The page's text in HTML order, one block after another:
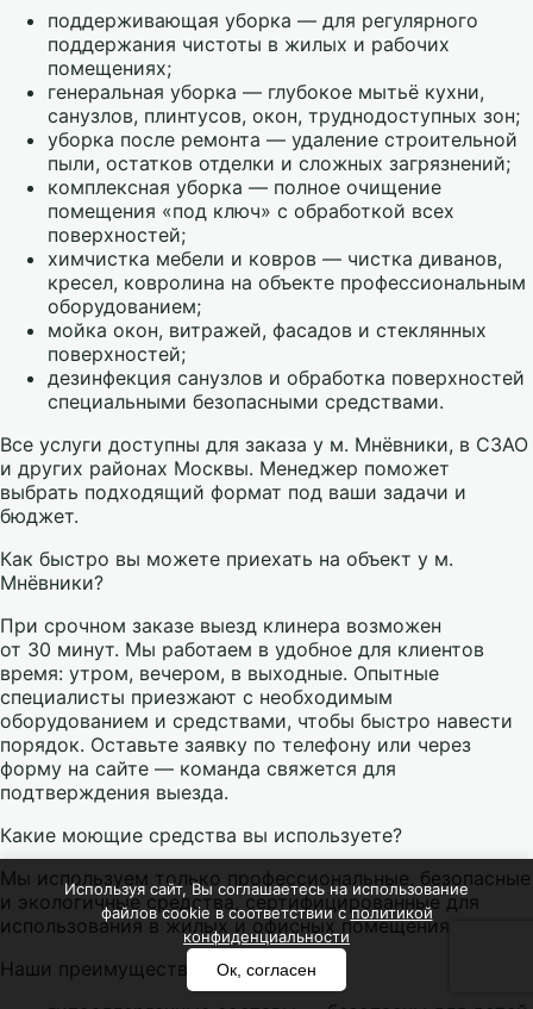
поддерживающая уборка — для регулярного
поддержания чистоты в жилых и рабочих
помещениях;
генеральная уборка — глубокое мытьё кухни,
санузлов, плинтусов, окон, труднодоступных зон;
уборка после ремонта — удаление строительной
пыли, остатков отделки и сложных загрязнений;
комплексная уборка — полное очищение
помещения «под ключ» с обработкой всех
поверхностей;
химчистка мебели и ковров — чистка диванов,
кресел, ковролина на объекте профессиональным
оборудованием;
мойка окон, витражей, фасадов и стеклянных
поверхностей;
дезинфекция санузлов и обработка поверхностей
специальными безопасными средствами.
Все услуги доступны для заказа у м. Мнёвники, в СЗАО
и других районах Москвы. Менеджер поможет
выбрать подходящий формат под ваши задачи и
бюджет.
Как быстро вы можете приехать на объект у м.
Мнёвники?
При срочном заказе выезд клинера возможен
от 30 минут. Мы работаем в удобное для клиентов
время: утром, вечером, в выходные. Опытные
специалисты приезжают с необходимым
оборудованием и средствами, чтобы быстро навести
порядок. Оставьте заявку по телефону или через
форму на сайте — команда свяжется для
подтверждения выезда.
Какие моющие средства вы используете?
Мы используем только профессиональные, безопасные
и экологичные средства, сертифицированные для
использования в жилых и офисных помещениях.
Наши преимущества:
Используя сайт, Вы соглашаетесь на использование
файлов cookie в соответствии сполитикой
конфиденциальности
Ок, согласен